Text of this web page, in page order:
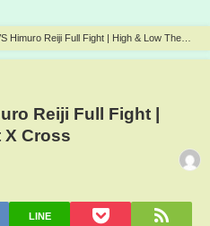
Himuro Reiji Full Fight | High & Low The
Reiji Full Fight |
X Cross
LINE